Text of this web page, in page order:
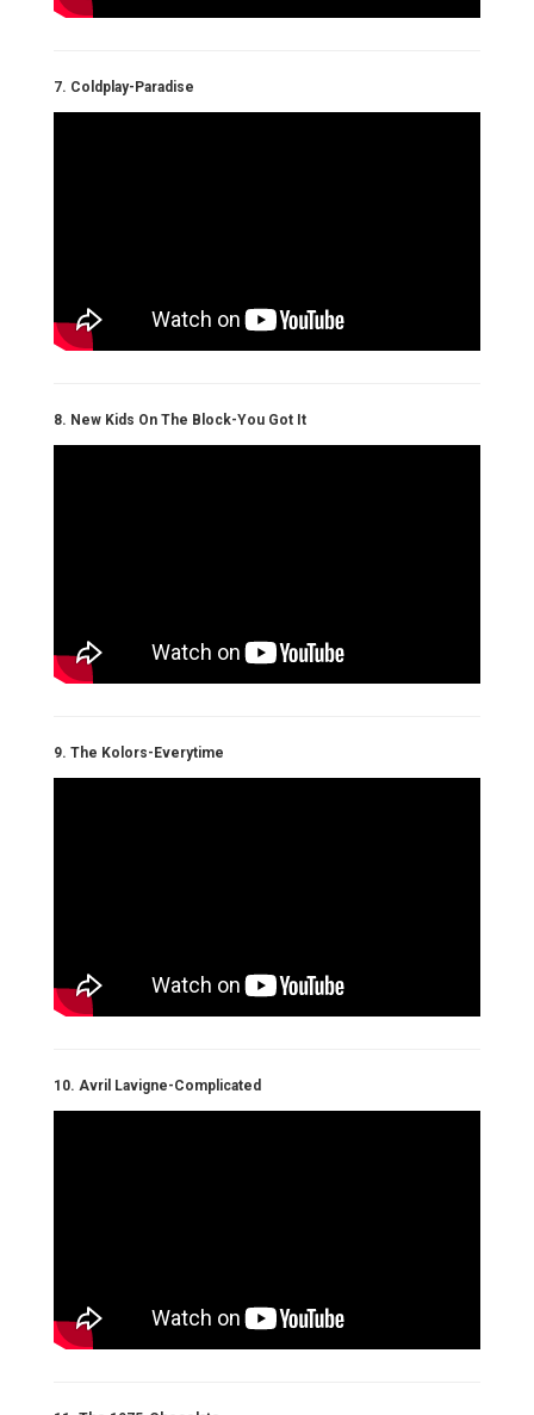
7. Coldplay-Paradise
8. New Kids On The Block-You Got It
9. The Kolors-Everytime
10. Avril Lavigne-Complicated